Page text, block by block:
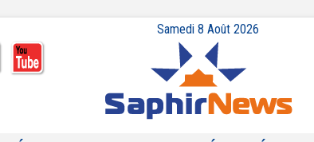
Samedi 8 Août 2026